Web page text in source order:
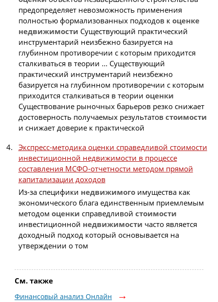
предопределяет невозможность применения
полностью формализованных подходов к оценке
недвижимости Существующий практический
инструментарий неизбежно базируется на
глубинном противоречии с которым приходится
сталкиваться в теории ... Существующий
практический инструментарий неизбежно
базируется на глубинном противоречии с которым
приходится сталкиваться в теории оценки
Существование рыночных барьеров резко снижает
достоверность получаемых результатов стоимости
и снижает доверие к практической
Экспресс-методика оценки справедливой стоимости
инвестиционной недвижимости в процессе
составления МСФО-отчетности методом прямой
капитализации доходов
Из-за специфики недвижимогоимущества как
экономического блага единственным приемлемым
методом оценки справедливой стоимости
инвестиционной недвижимости часто является
доходный подход который основывается на
утверждении о том
См. также
Финансовый анализ Онлайн